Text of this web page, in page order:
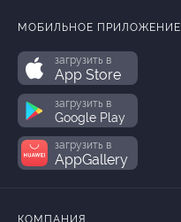
МОБИЛЬНОЕ ПРИЛОЖЕНИЕ
загрузить в
App Store
загрузить в
Google Play
загрузить в
AppGallery
КОМПАНИЯ